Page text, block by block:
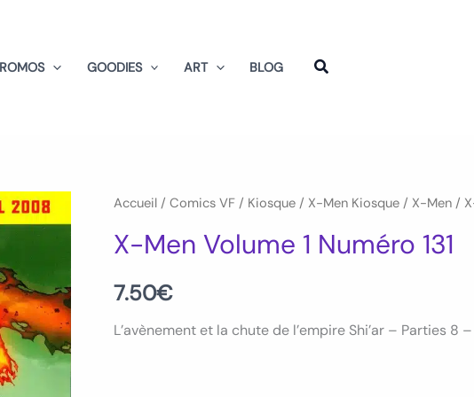
GOODIES ART BLOG
Accueil / Comics VF / Kiosque / X-Men Kiosque / X-Men /
X-Men Volume 1 Numéro 131
7.50€
L’avènement et la chute de l’empire Shi’ar – Parties